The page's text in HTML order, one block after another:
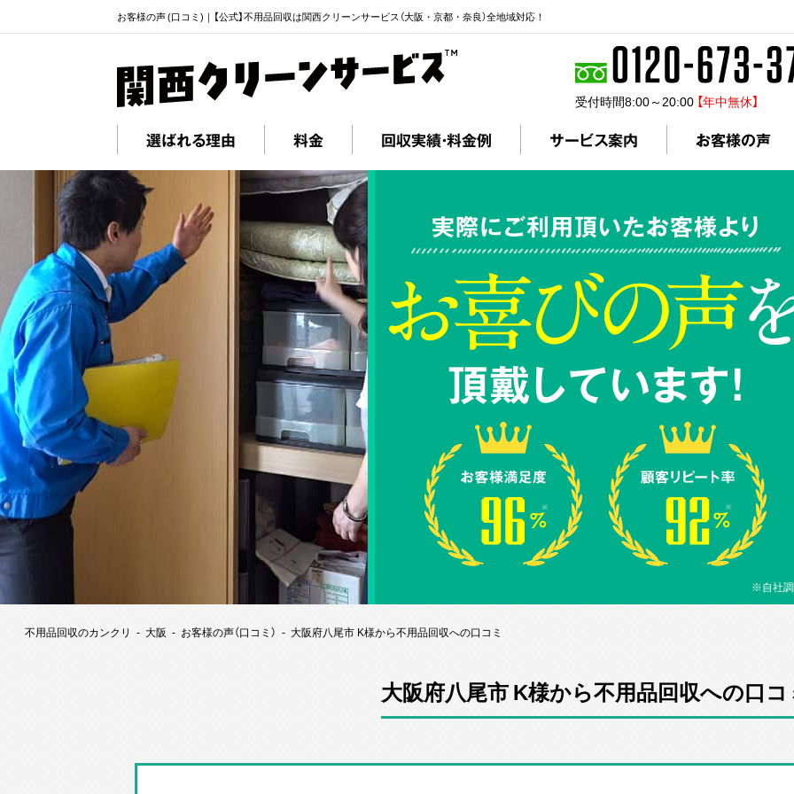
お客様の声 (口コミ)｜【公式】不用品回収は関西クリーンサービス（大阪・京都・奈良）全地域対応！
受付時間8:00～20:00 【年中無休】
選ばれる理由 料金 回収実績・料金例 サービス案内 お客様の声
実際にご利用頂いたお客様より
頂戴しています!
※自社
不用品回収のカンクリ 大阪 お客様の声（口コミ） 大阪府八尾市 K様から不用品回収への口コミ
大阪府八尾市 K様から不用品回収への口